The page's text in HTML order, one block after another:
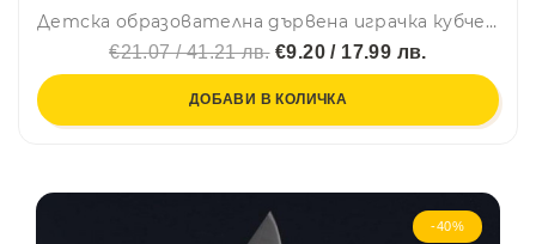
Детска образователна дървена играчка кубче с активности МОНТЕСОРИ YJH04 🟩, BF23
€21.07 / 41.21 лв.€9.20 / 17.99 лв.
ДОБАВИ В КОЛИЧКА
-40%